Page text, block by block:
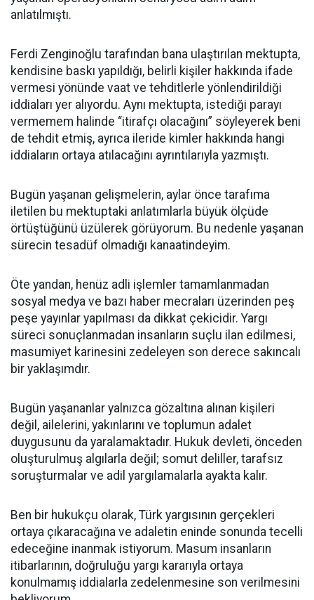
anlatılmıştı.
Ferdi Zenginoğlu tarafından bana ulaştırılan mektupta,
kendisine baskı yapıldığı, belirli kişiler hakkında ifade
vermesi yönünde vaat ve tehditlerle yönlendirildiği
iddiaları yer alıyordu. Aynı mektupta, istediği parayı
vermemem halinde “itirafçı olacağını” söyleyerek beni
de tehdit etmiş, ayrıca ileride kimler hakkında hangi
iddiaların ortaya atılacağını ayrıntılarıyla yazmıştı.
Bugün yaşanan gelişmelerin, aylar önce tarafıma
iletilen bu mektuptaki anlatımlarla büyük ölçüde
örtüştüğünü üzülerek görüyorum. Bu nedenle yaşanan
sürecin tesadüf olmadığı kanaatindeyim.
Öte yandan, henüz adli işlemler tamamlanmadan
sosyal medya ve bazı haber mecraları üzerinden peş
peşe yayınlar yapılması da dikkat çekicidir. Yargı
süreci sonuçlanmadan insanların suçlu ilan edilmesi,
masumiyet karinesini zedeleyen son derece sakıncalı
bir yaklaşımdır.
Bugün yaşananlar yalnızca gözaltına alınan kişileri
değil, ailelerini, yakınlarını ve toplumun adalet
duygusunu da yaralamaktadır. Hukuk devleti, önceden
oluşturulmuş algılarla değil; somut deliller, tarafsız
soruşturmalar ve adil yargılamalarla ayakta kalır.
Ben bir hukukçu olarak, Türk yargısının gerçekleri
ortaya çıkaracağına ve adaletin eninde sonunda tecelli
edeceğine inanmak istiyorum. Masum insanların
itibarlarının, doğruluğu yargı kararıyla ortaya
konulmamış iddialarla zedelenmesine son verilmesini